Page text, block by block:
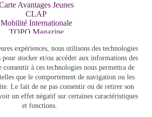
expériences, nous utilisons des technologies
pour stocker et/ou accéder aux informations des
à ces technologies nous permettra de
que le comportement de navigation ou les
Le fait de ne pas consentir ou de retirer son
un effet négatif sur certaines caractéristiques
et fonctions.
Avantages Jeunes
CLAP
Mobilité Internationale
TOPO Magazine
Rechercher
Franche Comté - Copyright © 2026 -